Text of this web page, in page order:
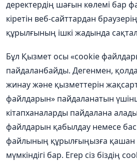
деректердің шағын көлемі бар
кіретін веб-сайттардан
құрылғының ішкі жадында
Бұл Қызмет осы «cookie
пайдаланбайды. Дегенмен,
жинаужәне қызметтерін
файлдарын» пайдаланатын
кітапханаларды пайдалана алады
файлдарын қабылдау немесе бас
файлының құрылғыңызға қашан
мүмкіндігі бар. Егер сіз біздің